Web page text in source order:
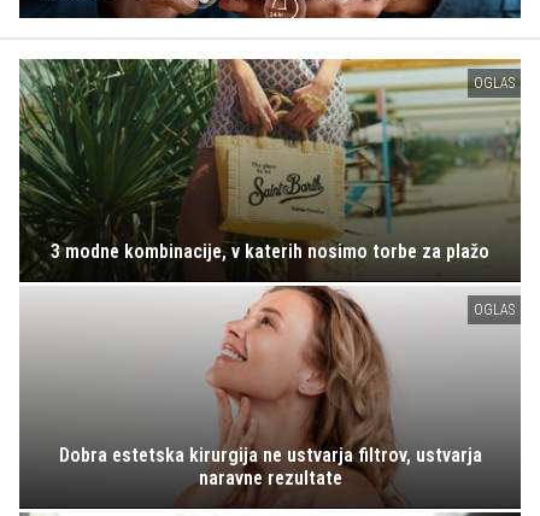
OGLAS
3 modne kombinacije, v katerih nosimo torbe za plažo
OGLAS
Dobra estetska kirurgija ne ustvarja filtrov, ustvarja
naravne rezultate